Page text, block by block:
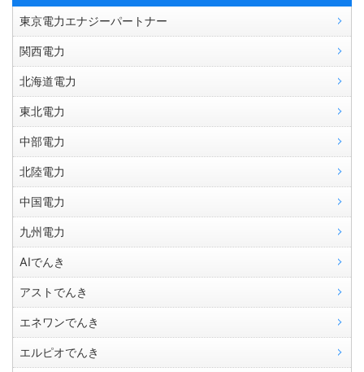
東京電力エナジーパートナー
関西電力
北海道電力
東北電力
中部電力
北陸電力
中国電力
九州電力
AIでんき
アストでんき
エネワンでんき
エルピオでんき